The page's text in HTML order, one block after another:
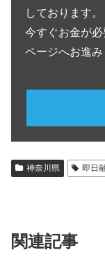
しております。
今すぐお金が
ページへお進み
神奈川県 即日
関連記事